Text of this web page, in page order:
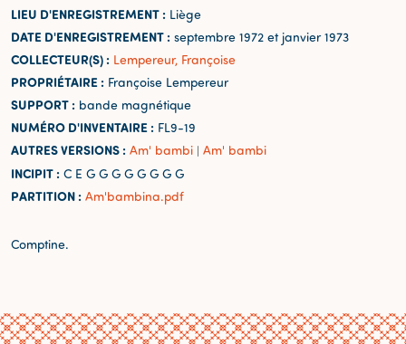
LIEU D'ENREGISTREMENT : Liège
DATE D'ENREGISTREMENT : septembre 1972 et janvier 1973
COLLECTEUR(S) : Lempereur, Françoise
PROPRIÉTAIRE : Françoise Lempereur
SUPPORT : bande magnétique
NUMÉRO D'INVENTAIRE : FL9-19
AUTRES VERSIONS : Am' bambi | Am' bambi
INCIPIT : C E G G G G G G G G
PARTITION : Am'bambina.pdf
Comptine.